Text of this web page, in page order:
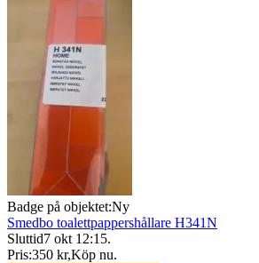
Badge på objektet:Ny
Smedbo toalettpappershållare H341N
Sluttid7 okt 12:15.
Pris:350 kr,Köp nu.